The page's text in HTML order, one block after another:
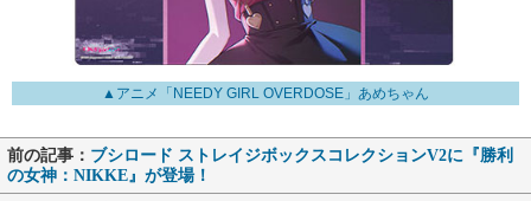
▲アニメ「NEEDY GIRL OVERDOSE」あめちゃん
前の記事： ブシロード ストレイジボックスコレクションV2に『勝利
の女神：NIKKE』が登場！